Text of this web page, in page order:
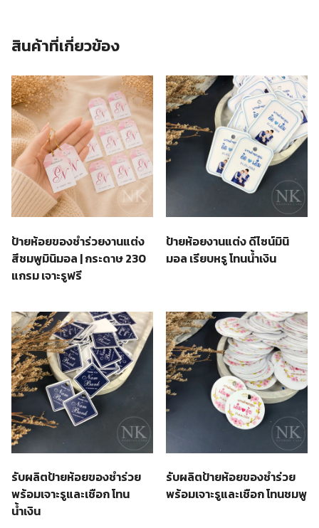
สินค้าที่เกี่ยวข้อง
ป้ายห้อยของชำร่วยงานแต่ง
สีชมพูมินิมอล | กระดาษ 230
แกรม เจาะรูฟรี
ป้ายห้อยงานแต่ง ดีไซน์มินิ
มอล เรียบหรู โทนน้ำเงิน
รับผลิตป้ายห้อยของชำร่วย
พร้อมเจาะรูและเชือก โทน
น้ำเงิน
รับผลิตป้ายห้อยของชำร่วย
พร้อมเจาะรูและเชือก โทนชมพู